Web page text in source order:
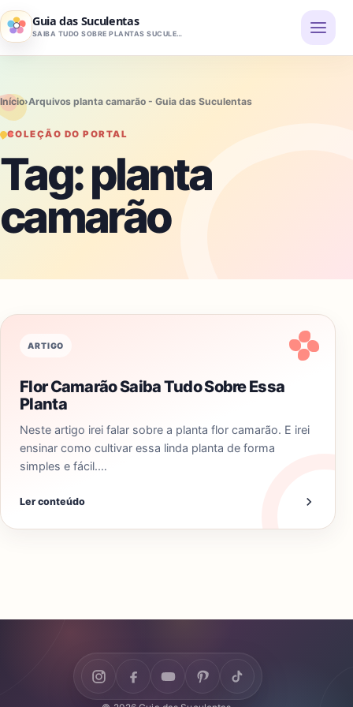
Pular para o conteúdo
Guia das Suculentas
SAIBA TUDO SOBRE PLANTAS SUCULENTAS
Início›Arquivos planta camarão - Guia das Suculentas
COLEÇÃO DO PORTAL
Tag:planta
camarão
ARTIGO
Flor Camarão Saiba Tudo Sobre Essa
Planta
Neste artigo irei falar sobre a planta flor camarão. E irei
ensinar como cultivar essa linda planta de forma
simples e fácil.…
Ler conteúdo